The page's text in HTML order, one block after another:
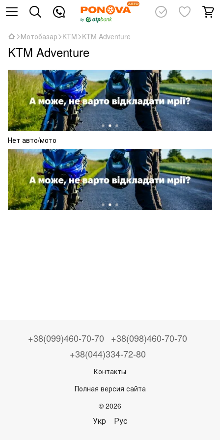
Мотобазар KTM KTM Adventure
KTM Adventure
Нет авто/мото
+38(099)460-70-70
+38(098)460-70-70
+38(044)334-72-80
Контакты
Полная версия сайта
© 2026
Укр Рус